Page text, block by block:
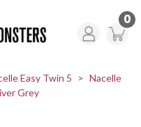
0
Easy Twin 5 > Nacelle
Grey